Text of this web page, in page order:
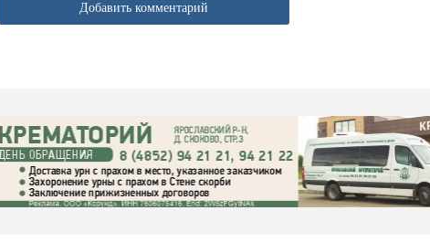
Добавить комментарий